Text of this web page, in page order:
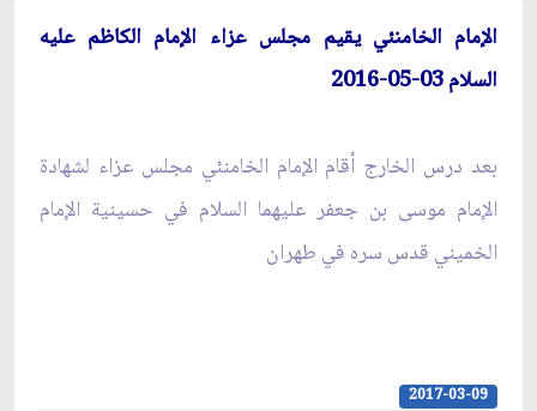
الإمام الخامنئي يقيم مجلس عزاء الإمام الكاظم عليه
السلام 03-05-2016
بعد درس الخارج أقام الإمام الخامنئي مجلس عزاء لشهادة
الإمام موسى بن جعفر عليهما السلام في حسينية الإمام
الخميني قدس سره في طهران
2017-03-09